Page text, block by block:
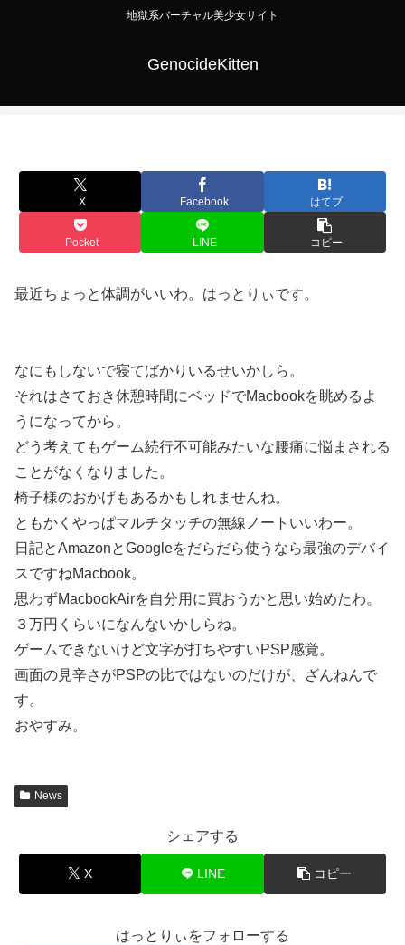
地獄系バーチャル美少女サイト
GenocideKitten
X Facebook はてブ
Pocket LINE コピー
最近ちょっと体調がいいわ。はっとりぃです。
なにもしないで寝てばかりいるせいかしら。
それはさておき休憩時間にベッドでMacbookを眺めるよ
うになってから。
どう考えてもゲーム続行不可能みたいな腰痛に悩まされる
ことがなくなりました。
椅子様のおかげもあるかもしれませんね。
ともかくやっぱマルチタッチの無線ノートいいわー。
日記とAmazonとGoogleをだらだら使うなら最強のデバイ
スですねMacbook。
思わずMacbookAirを自分用に買おうかと思い始めたわ。
３万円くらいになんないかしらね。
ゲームできないけど文字が打ちやすいPSP感覚。
画面の見辛さがPSPの比ではないのだけが、ざんねんで
す。
おやすみ。
News
シェアする
X LINE コピー
はっとりぃをフォローする